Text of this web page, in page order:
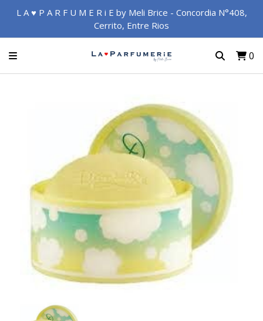
L A ♥ P A R F U M E R i E by Meli Brice - Concordia N°408,
Cerrito, Entre Rios
0